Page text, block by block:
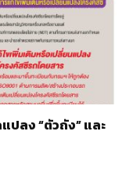
ปลง “ตัวถัง” และ